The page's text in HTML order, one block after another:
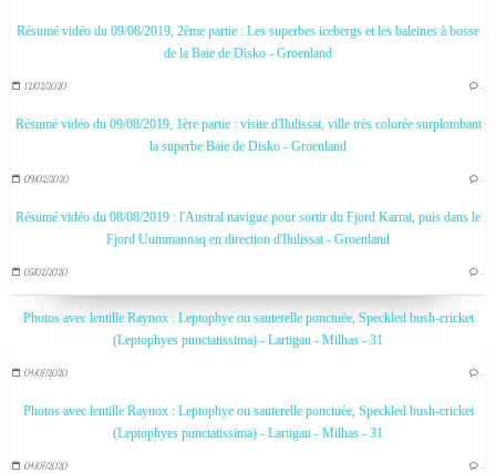
Résumé vidéo du 09/08/2019, 2ème partie : Les superbes icebergs et les baleines à bosse
de la Baie de Disko - Groenland
12/02/2020 …
Résumé vidéo du 09/08/2019, 1ère partie : visite d'Ilulissat, ville très colorée surplombant
la superbe Baie de Disko - Groenland
09/02/2020 …
Résumé vidéo du 08/08/2019 : l'Austral navigue pour sortir du Fjord Karrat, puis dans le
Fjord Uummannaq en direction d'Ilulissat - Groenland
05/02/2020 …
Photos avec lentille Raynox : Leptophye ou sauterelle ponctuée, Speckled bush-cricket
(Leptophyes punctatissima) - Lartigau - Milhas - 31
04/07/2020 …
Photos avec lentille Raynox : Leptophye ou sauterelle ponctuée, Speckled bush-cricket
(Leptophyes punctatissima) - Lartigau - Milhas - 31
04/07/2020 …